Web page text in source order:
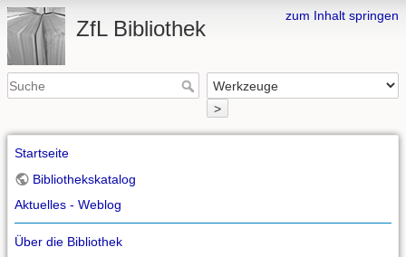
zum Inhalt springen
ZfL Bibliothek
>
Startseite
Bibliothekskatalog
Aktuelles - Weblog
Über die Bibliothek